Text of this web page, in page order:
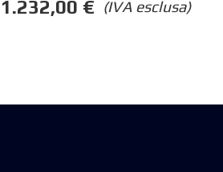
(IVA esclusa)
1.232,00 €